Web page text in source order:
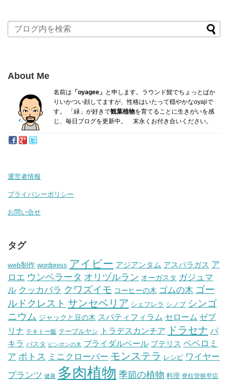
About Me
名前は 「oyagee」 と申します。ラウンド髭でちょっとばか
り いかつい顔してますが、性格はいたって穏やかなoyajiで
す。
「緑」が好きで観葉植物を育てることに生きがいを感
じ、毎日ブログを更新中。 末永くお付き合いください。
運営者情報
プライバシーポリシー
お問い合せ
タグ
web制作 wordpress アイビー アジアンタム アスパラガス ア
ロエ ウンベラータ オリヅルラン オーガスタ ガジュマ
ル クッカバラ クワズイモ コーヒーの木 ゴムの木 ゴー
ルドクレスト サンセベリア シェフレラ シノブ シンゴ
ニウム ジャックと豆の木 スパティフィラム セローム ゼブ
リナ テキトー飯 テーブルヤシ トラデスカンチア ドラセナ パ
キラ パスタ ピンポンの木 ブライダルベール プテリス ペペロミ
ア ポトス ミニクローバー モンステラ レシピ ワイヤー
プランツ 健康 多肉植物 季節の植物 料理 脊柱管狭窄症